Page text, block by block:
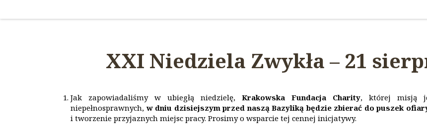
XXI Niedziela Zwykła – 21
Jak zapowiadaliśmy w ubiegłą niedzielę, Krakowska Fundacja Charity, której misją
niepełnosprawnych, w dniu dzisiejszym przed naszą Bazyliką będzie zbierać do puszek
i tworzenie przyjaznych miejsc pracy. Prosimy o wsparcie tej cennej inicjatywy.